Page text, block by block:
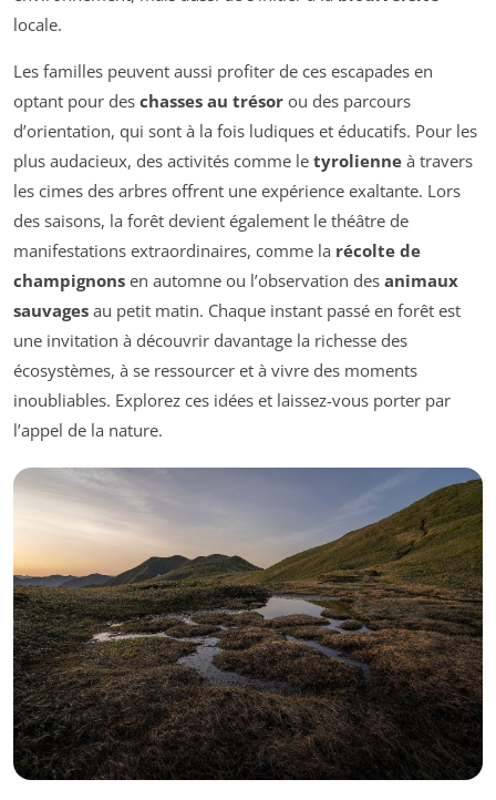
locale.
Les familles peuvent aussi profiter de ces escapades en
optant pour des chasses au trésor ou des parcours
d’orientation, qui sont à la fois ludiques et éducatifs. Pour les
plus audacieux, des activités comme le tyrolienne à travers
les cimes des arbres offrent une expérience exaltante. Lors
des saisons, la forêt devient également le théâtre de
manifestations extraordinaires, comme la récolte de
champignons en automne ou l’observation des animaux
sauvages au petit matin. Chaque instant passé en forêt est
une invitation à découvrir davantage la richesse des
écosystèmes, à se ressourcer et à vivre des moments
inoubliables. Explorez ces idées et laissez-vous porter par
l’appel de la nature.